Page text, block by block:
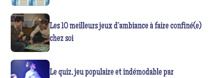
Les 10 meilleurs jeux d’ambiance à faire confiné(e)
chez soi
Le quiz, jeu populaire et indémodable par